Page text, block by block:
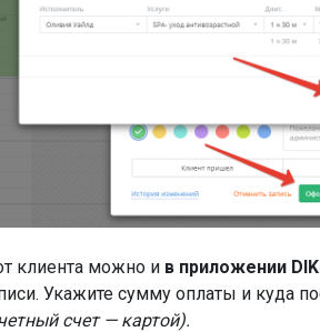
клиента можно и в приложении
Укажите сумму оплаты и куда
счет — картой).